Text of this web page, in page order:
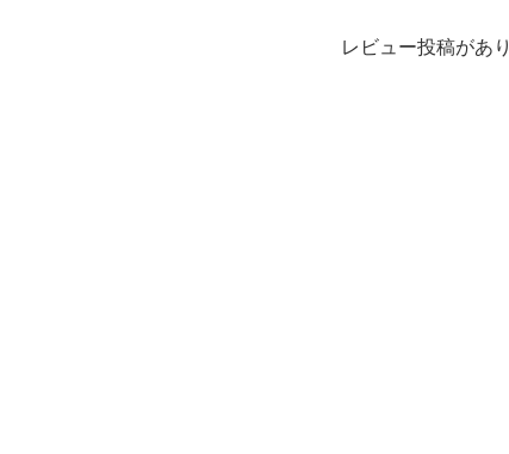
レビュー投稿があ